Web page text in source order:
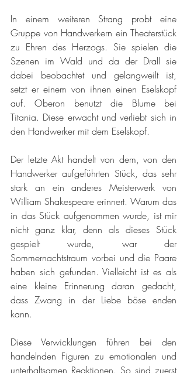
In einem weiteren Strang probt eine
Gruppe von Handwerkern ein Theaterstück
zu Ehren des Herzogs. Sie spielen die
Szenen im Wald und da der Drall sie
dabei beobachtet und gelangweilt ist,
setzt er einem von ihnen einen Eselskopf
auf. Oberon benutzt die Blume bei
Titania. Diese erwacht und verliebt sich in
den Handwerker mit dem Eselskopf.
Der letzte Akt handelt von dem, von den
Handwerker aufgeführten Stück, das sehr
stark an ein anderes Meisterwerk von
William Shakespeare erinnert. Warum das
in das Stück aufgenommen wurde, ist mir
nicht ganz klar, denn als dieses Stück
gespielt wurde, war der
Sommernachtstraum vorbei und die Paare
haben sich gefunden. Vielleicht ist es als
eine kleine Erinnerung daran gedacht,
dass Zwang in der Liebe böse enden
kann.
Diese Verwicklungen führen bei den
handelnden Figuren zu emotionalen und
unterhaltsamen Reaktionen. So sind zuerst